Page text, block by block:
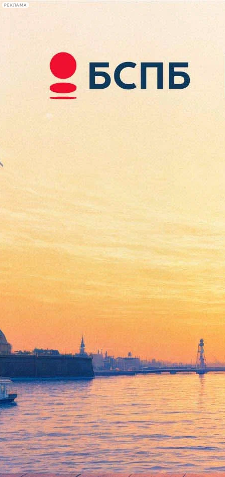
РЕКЛАМА
Сегодня:
2026.08.10
08:44
Афиша Plus
Николас Кейдж поймает
Усаму бен Ладена в черной
комедии «Миссия:
Неадекватна»